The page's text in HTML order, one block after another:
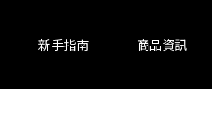
新手指南 商品資訊